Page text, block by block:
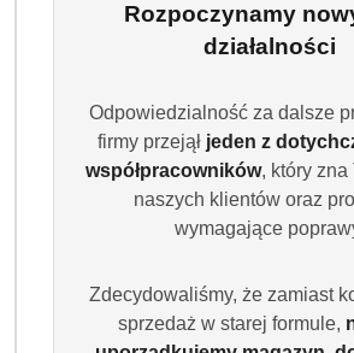
Rozpoczynamy
działalności
Odpowiedzialność za dalsze
firmy przejął jeden z
współpracowników, który zna
naszych klientów oraz
wymagające
Zdecydowaliśmy, że zamiast
sprzedaż w starej formule,